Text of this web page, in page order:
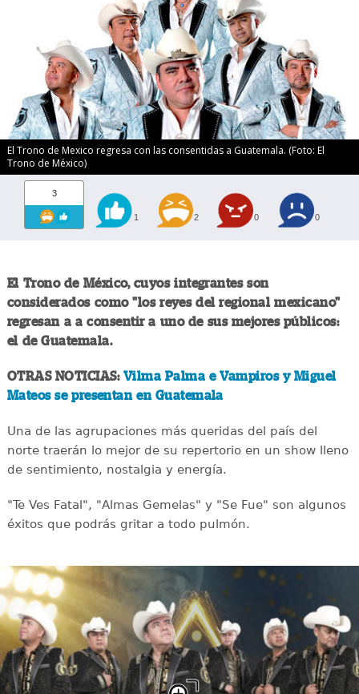
El Trono de Mexico regresa con las consentidas a Guatemala. (Foto: El
Trono de México)
3
1 2 0 0
El Trono de México, cuyos integrantes son
considerados como "los reyes del regional mexicano"
regresan a a consentir a uno de sus mejores públicos:
el de Guatemala.
OTRAS NOTICIAS:Vilma Palma e Vampiros y Miguel
Mateos se presentan en Guatemala
Una de las agrupaciones más queridas del país del
norte traerán lo mejor de su repertorio en un show lleno
de sentimiento, nostalgia y energía.
"Te Ves Fatal", "Almas Gemelas" y "Se Fue" son algunos
éxitos que podrás gritar a todo pulmón.